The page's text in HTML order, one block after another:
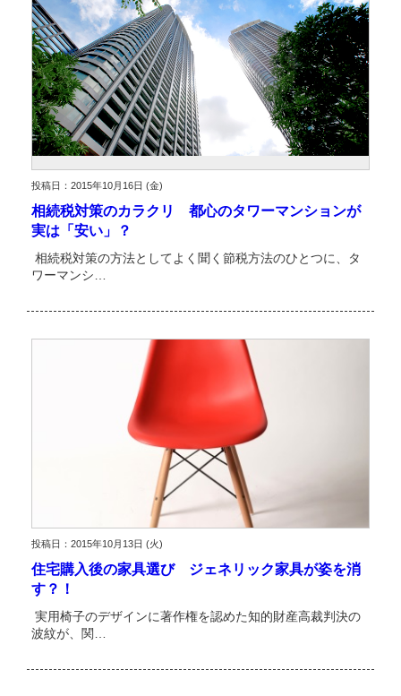
投稿日：2015年10月16日 (金)
相続税対策のカラクリ 都心のタワーマンションが
実は「安い」？
相続税対策の方法としてよく聞く節税方法のひとつに、タ
ワーマンシ…
投稿日：2015年10月13日 (火)
住宅購入後の家具選び ジェネリック家具が姿を消
す？！
実用椅子のデザインに著作権を認めた知的財産高裁判決の
波紋が、関…